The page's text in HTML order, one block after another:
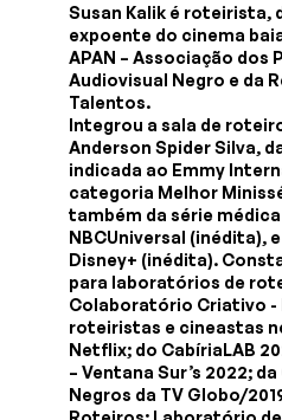
Susan Kalik é
expoente do cinema
APAN – Associação dos
Audiovisual Negro e da
Talentos.
Integrou a sala de
Anderson Spider Silva,
indicada ao Emmy
categoria Melhor
também da série médica
NBCUniversal (inédita),
Disney+ (inédita).
para laboratórios de
Colaboratório Criativo -
roteiristas e cineastas
Netflix; do CabíriaLAB
– Ventana Sur’s 2022;
Negros da TV Globo/